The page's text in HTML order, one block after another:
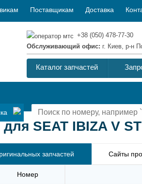
Поставщикам Доставка
+38 (050) 478-77-30
Обслуживающий офис: г. Киев, р-н
Каталог запчастей
SEAT IBIZA V
запчастей Сайты
Номер